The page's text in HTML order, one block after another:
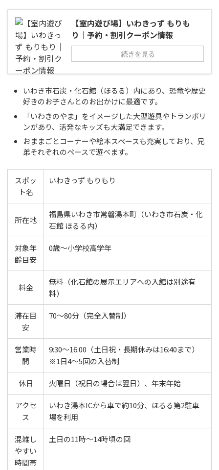
【室内遊び場】いわきっず もりも
り｜予約・割引クーポン情報
続きを見る
いわき市石炭・化石館（ほるる）内にあり、恐竜や歴史
好きのお子さんとのお出かけに最適です。
「いわきのやま」をイメージした大型遊具やトランポリ
ンがあり、活発なキッズも大満足できます。
おままごとコーナーや絵本スペースも充実しており、兄
弟それぞれのペースで遊べます。
スポッ
ト名
いわきっず もりもり
所在地
福島県いわき市常磐湯本町（いわき市石炭・化
石館 ほるる内）
対象年
齢目安
0歳〜小学校高学年
料金
無料（化石館の展示エリアへの入館は別途有
料）
滞在目
安
70〜80分（完全入替制）
営業時
間
9:30〜16:00（土日祝・長期休みは16:40まで）
※1日4〜5回の入替制
休日 火曜日（祝日の場合は翌日）、年末年始
アクセ
ス
いわき湯本ICから車で約10分、ほるる第2駐車
場を利用
混雑し
やすい
時間帯
土日の11時〜14時頃の回